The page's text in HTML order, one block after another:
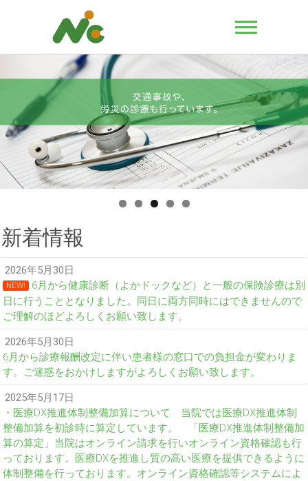
新着情報
2026年5月30日
NEW!
6月から健康診断（よかドックなど）と一般の保険診療は別
日に行うこととなりました。同日に両方同時にはできませんので
ご理解のほどよろしくお願い致します。
2026年5月30日
6月から診療報酬改定に伴い患者様の窓口での負担金が変わりま
す。ご迷惑をおかけしますがよろしくお願い致します。
2025年5月17日
・医療DX推進体制整備加算について 当院では医療DX推進体制
整備加算を初診時に算定しています。 「医療DX推進体制整備加
算の算定」当院はオンライン請求を行いオンライン資格確認も行
っております。医療DXを推進し質の高い医療を提供できるように
体制整備を行っております。オンライン資格確認等システムによ